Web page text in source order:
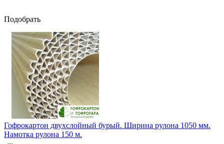
Подобрать
Гофрокартон двухслойный бурый. Ширина рулона 1050 мм.
Намотка рулона 150 м.